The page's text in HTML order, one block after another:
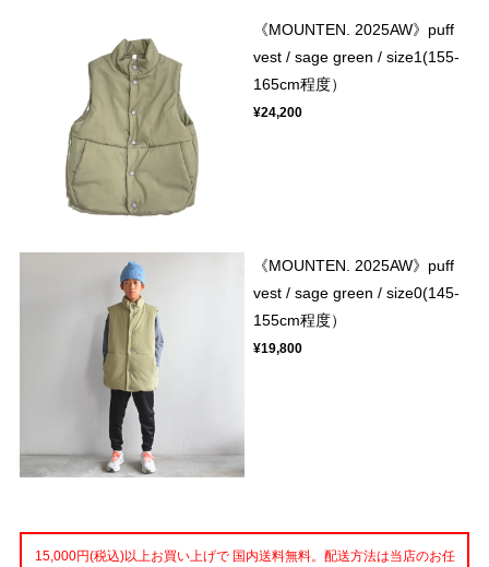
《MOUNTEN. 2025AW》puff
vest / sage green / size1(155-
165cm程度）
¥24,200
《MOUNTEN. 2025AW》puff
vest / sage green / size0(145-
155cm程度）
¥19,800
15,000円(税込)以上お買い上げで 国内送料無料。配送方法は当店のお任